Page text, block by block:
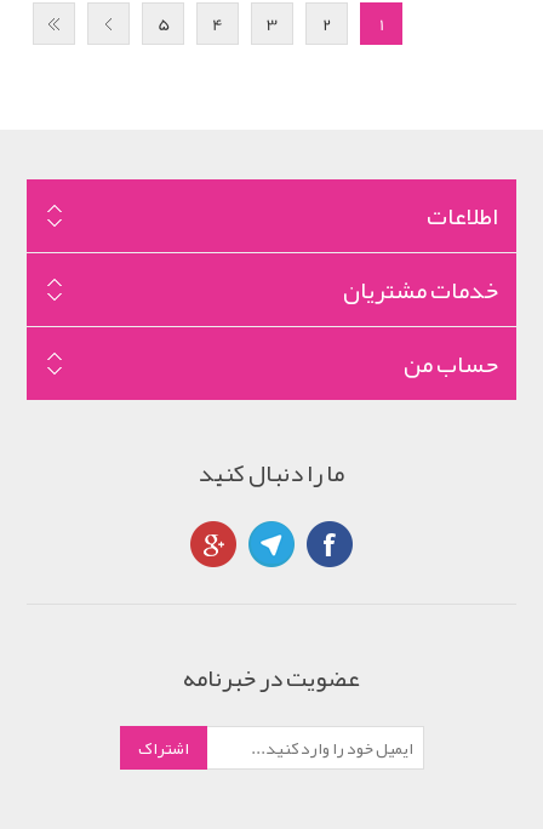
1
2
3
4
5
اطلاعات
خدمات مشتریان
حساب من
ما را دنبال کنید
عضویت در خبرنامه